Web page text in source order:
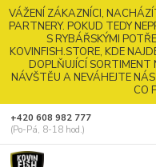
VÁŽENÍ ZÁKAZNÍCI,
PARTNERY. POKUD TEDY
S RYBÁŘSKÝMI
KOVINFISH.STORE, KDE
DOPLŇUJÍCÍ SORTIMENT
NÁVŠTĚU A NEVÁHEJTE
CO
+420 608 982 777
(Po-Pá, 8-18 hod.)